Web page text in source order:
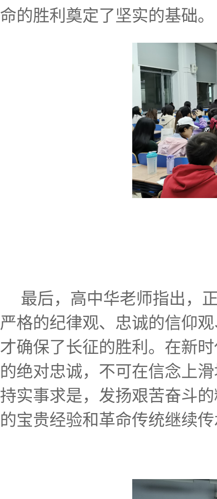
命的胜利奠定了坚实的基础。
最后，高中华老师指出，
严格的纪律观、忠诚的信仰
才确保了长征的胜利。在新
的绝对忠诚，不可在信念上
持实事求是，发扬艰苦奋斗
的宝贵经验和革命传统继续